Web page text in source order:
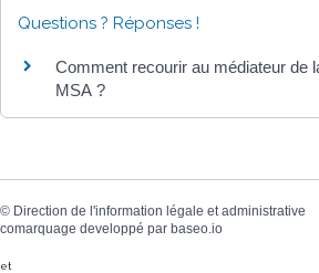
Questions ? Réponses !
Comment recourir au médiateur de
MSA ?
© Direction de l'information légale et administrative
comarquage developpé par baseo.io
et